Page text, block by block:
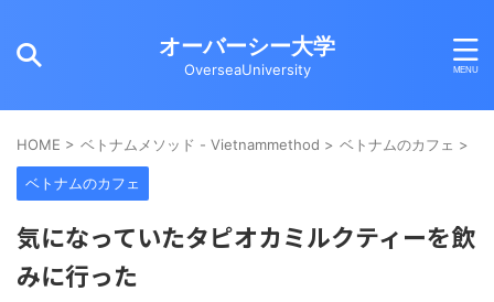
オーバーシー大学
OverseaUniversity
HOME > ベトナムメソッド - Vietnammethod > ベトナムのカフェ >
ベトナムのカフェ
気になっていたタピオカミルクティーを飲
みに行った